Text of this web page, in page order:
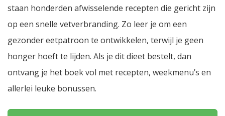
staan honderden afwisselende recepten die gericht zijn
op een snelle vetverbranding. Zo leer je om een
gezonder eetpatroon te ontwikkelen, terwijl je geen
honger hoeft te lijden. Als je dit dieet bestelt, dan
ontvang je het boek vol met recepten, weekmenu’s en
allerlei leuke bonussen.